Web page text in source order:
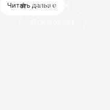
Нет оценок
Читать дальше